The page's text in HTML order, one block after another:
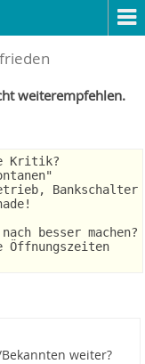
weiterempfehlen.
Kritik?
Bankschalter
besser machen?
Öffnungszeiten
weiter?